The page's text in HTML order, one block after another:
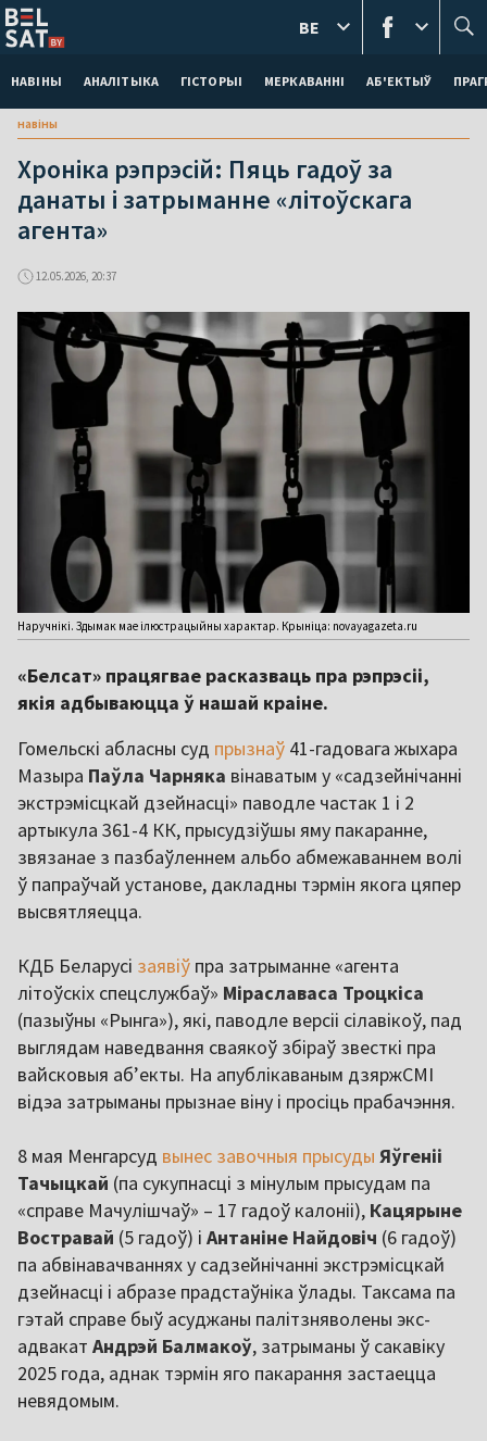
НАВІНЫ АНАЛІТЫКА ГІСТОРЫІ МЕРКАВАННI АБ'ЕКТЫЎ
BE
навіны
Хроніка рэпрэсій: Пяць гадоў за
данаты і затрыманне «літоўскага
агента»
12.05.2026, 20:37
Наручнікі. Здымак мае ілюстрацыйны характар. Крыніца: novayagazeta.ru
«Белсат» працягвае расказваць пра рэпрэсіі,
якія адбываюцца ў нашай краіне.
Гомельскі абласны суд прызнаў 41-гадовага жыхара
Мазыра Паўла Чарняка вінаватым у «садзейнічанні
экстрэмісцкай дзейнасці» паводле частак 1 і 2
артыкула 361-4 КК, прысудзіўшы яму пакаранне,
звязанае з пазбаўленнем альбо абмежаваннем волі
ў папраўчай установе, дакладны тэрмін якога цяпер
высвятляецца.
КДБ Беларусі заявіў пра затрыманне «агента
літоўскіх спецслужбаў» Міраславаса Троцкіса
(пазыўны «Рынга»), які, паводле версіі сілавікоў, пад
выглядам наведвання сваякоў збіраў звесткі пра
вайсковыя аб’екты. На апублікаваным дзяржСМІ
відэа затрыманы прызнае віну і просіць прабачэння.
8 мая Менгарсуд вынес завочныя прысуды Яўгеніі
Тачыцкай (па сукупнасці з мінулым прысудам па
«справе Мачулішчаў» – 17 гадоў калоніі), Кацярыне
Востравай (5 гадоў) і Антаніне Найдовіч (6 гадоў)
па абвінавачваннях у садзейнічанні экстрэмісцкай
дзейнасці і абразе прадстаўніка ўлады. Таксама па
гэтай справе быў асуджаны палітзняволены экс-
адвакат Андрэй Балмакоў, затрыманы ў сакавіку
2025 года, аднак тэрмін яго пакарання застаецца
невядомым.